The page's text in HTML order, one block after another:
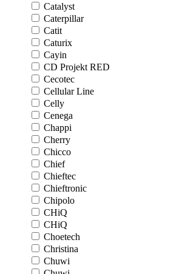
Catalyst
Caterpillar
Catit
Caturix
Cayin
CD Projekt RED
Cecotec
Cellular Line
Celly
Cenega
Chappi
Cherry
Chicco
Chief
Chieftec
Chieftronic
Chipolo
CHiQ
CHiQ
Choetech
Christina
Chuwi